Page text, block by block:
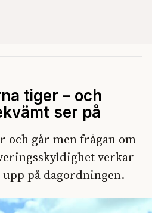
tiger – och
ser på
och går men frågan om
verkar
på dagordningen.